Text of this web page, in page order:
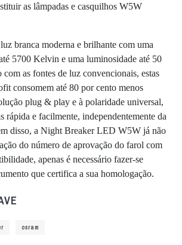
as lâmpadas e casquilhos W5W
branca moderna e brilhante com uma
5700 Kelvin e uma luminosidade até 50
as fontes de luz convencionais, estas
consomem até 80 por cento menos
plug & play e à polaridade universal,
rápida e facilmente, independentemente da
disso, a Night Breaker LED W5W já não
do número de aprovação do farol com
apenas é necessário fazer-se
que certifica a sua homologação.
osram